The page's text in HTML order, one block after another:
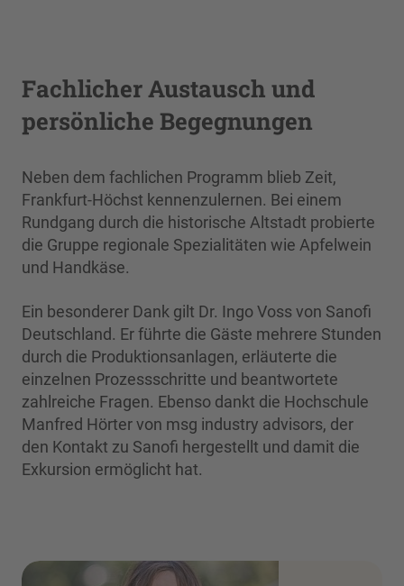
Fachlicher Austausch und
persönliche Begegnungen
Neben dem fachlichen Programm blieb Zeit,
Frankfurt-Höchst kennenzulernen. Bei einem
Rundgang durch die historische Altstadt probierte
die Gruppe regionale Spezialitäten wie Apfelwein
und Handkäse.
Ein besonderer Dank gilt Dr. Ingo Voss von Sanofi
Deutschland. Er führte die Gäste mehrere Stunden
durch die Produktionsanlagen, erläuterte die
einzelnen Prozessschritte und beantwortete
zahlreiche Fragen. Ebenso dankt die Hochschule
Manfred Hörter von msg industry advisors, der
den Kontakt zu Sanofi hergestellt und damit die
Exkursion ermöglicht hat.